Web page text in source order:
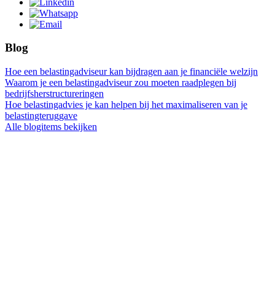
Blog
Hoe een belastingadviseur kan bijdragen aan je financiële welzijn
Waarom je een belastingadviseur zou moeten raadplegen bij
bedrijfsherstructureringen
Hoe belastingadvies je kan helpen bij het maximaliseren van je
belastingteruggave
Alle blogitems bekijken